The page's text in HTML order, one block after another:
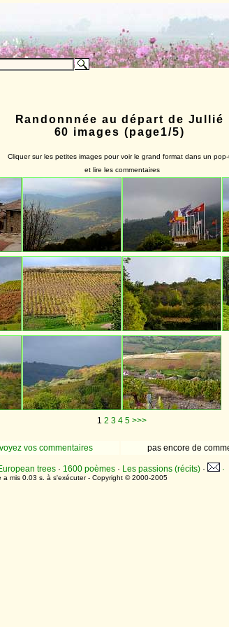
Randonnnée au départ de Jullié
60 images (page1/5)
Cliquer sur les petites images pour voir le grand format dans un
et lire les commentaires
1 2 3 4 5 >>>
vos commentaires pas encore de
trees· 1600 poèmes· Les passions (récits)· ·
a mis 0.03 s. à s'exécuter - Copyright © 2000-2005